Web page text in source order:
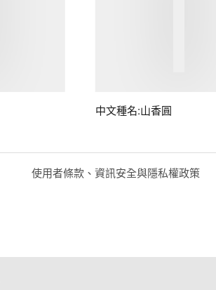
中文種名:山香圓
使用者條款、資訊安全與隱私權政策